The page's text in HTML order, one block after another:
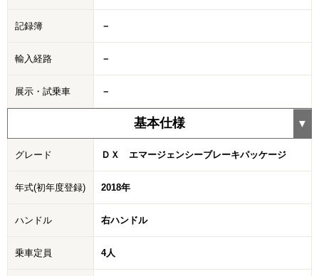
記録簿 －
輸入経路 －
展示・試乗車 －
基本仕様
グレード ＤＸ エマージェンシーブレーキパッケージ
年式(初年度登録) 2018年
ハンドル 右ハンドル
乗車定員 4人